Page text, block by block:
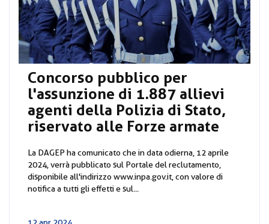
Concorso pubblico per
l'assunzione di 1.887 allievi
agenti della Polizia di Stato,
riservato alle Forze armate
La DAGEP ha comunicato che in data odierna, 12 aprile
2024, verrà pubblicato sul Portale del reclutamento,
disponibile all'indirizzo www.inpa.gov.it, con valore di
notifica a tutti gli effetti e sul...